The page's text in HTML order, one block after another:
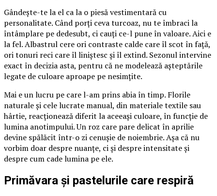
Gândește-te la el ca la o piesă vestimentară cu
personalitate. Când porți ceva turcoaz, nu te îmbraci la
întâmplare pe dedesubt, ci cauți ce-l pune în valoare. Aici e
la fel. Albastrul cere ori contraste calde care îl scot în față,
ori tonuri reci care îl liniștesc și îl extind. Sezonul intervine
exact în decizia asta, pentru că ne modelează așteptările
legate de culoare aproape pe nesimțite.
Mai e un lucru pe care l-am prins abia în timp. Florile
naturale și cele lucrate manual, din materiale textile sau
hârtie, reacționează diferit la aceeași culoare, în funcție de
lumina anotimpului. Un roz care pare delicat în aprilie
devine spălăcit într-o zi cenușie de noiembrie. Așa că nu
vorbim doar despre nuanțe, ci și despre intensitate și
despre cum cade lumina pe ele.
Primăvara și pastelurile care respiră